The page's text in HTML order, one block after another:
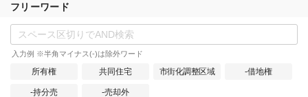
フリーワード
入力例 ※半角マイナス(-)は除外ワード
所有権 共同住宅 市街化調整区域 -借地権
-持分売 -売却外